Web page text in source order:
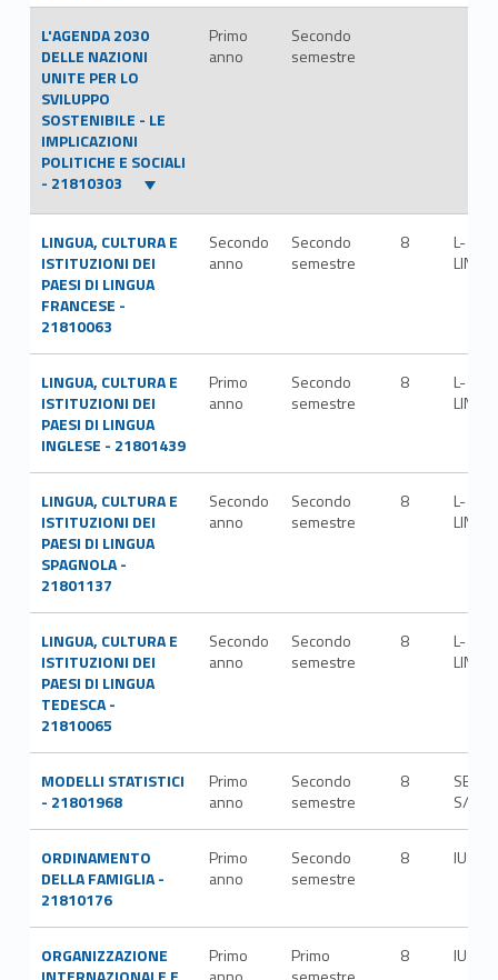
L'AGENDA 2030
DELLE NAZIONI
UNITE PER LO
SVILUPPO
SOSTENIBILE - LE
IMPLICAZIONI
POLITICHE E SOCIALI
- 21810303
Primo
anno
Secondo
semestre
LINGUA, CULTURA E
ISTITUZIONI DEI
PAESI DI LINGUA
FRANCESE -
21810063
Secondo
anno
Secondo
semestre
8
L-
LIN/04
LINGUA, CULTURA E
ISTITUZIONI DEI
PAESI DI LINGUA
INGLESE - 21801439
Primo
anno
Secondo
semestre
8
L-
LIN/12
LINGUA, CULTURA E
ISTITUZIONI DEI
PAESI DI LINGUA
SPAGNOLA -
21801137
Secondo
anno
Secondo
semestre
8
L-
LIN/07
LINGUA, CULTURA E
ISTITUZIONI DEI
PAESI DI LINGUA
TEDESCA -
21810065
Secondo
anno
Secondo
semestre
8
L-
LIN/14
MODELLI STATISTICI
- 21801968
Primo
anno
Secondo
semestre
8
SECS-
S/02
ORDINAMENTO
DELLA FAMIGLIA -
21810176
Primo
anno
Secondo
semestre
8 IUS/
ORGANIZZAZIONE
Primo
Primo
8 IUS/